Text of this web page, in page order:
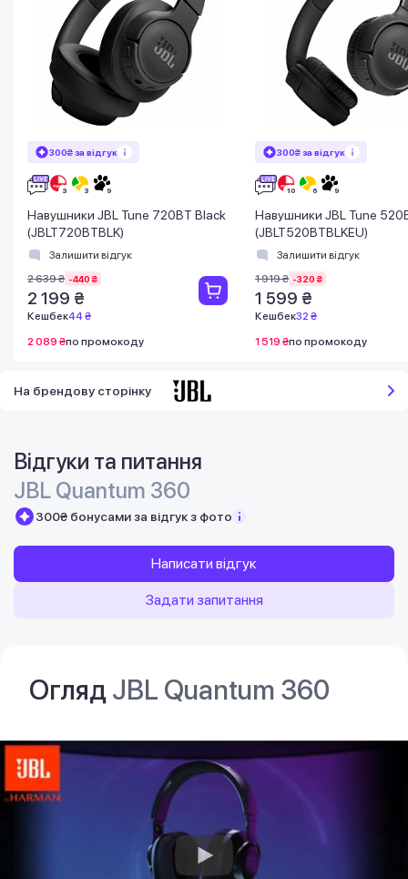
300₴ за відгук
Навушники JBL Tune 720BT Black
(JBLT720BTBLK)
Залишити відгук
2 639 ₴ -440 ₴
2 199 ₴
Кешбек44 ₴
2 089 ₴по промокоду
300₴ за відгук
Навушники JBL Tune
(JBLT520BTBLKEU)
Залишити відгук
1 919 ₴ -320 ₴
1 599 ₴
Кешбек32 ₴
1 519 ₴по промокоду
На брендову сторінку
Відгуки та питання
JBL Quantum 360
300₴ бонусами за відгук з фото
Написати відгук
Задати запитання
ОглядJBL Quantum 360